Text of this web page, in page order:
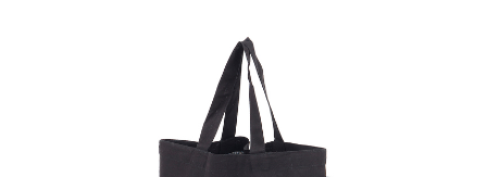
Vår hållbarhetsresa
Skräddarsy kassar
Outlet ►